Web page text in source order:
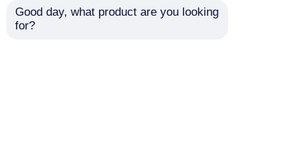
Good day, what product are you looking
for?